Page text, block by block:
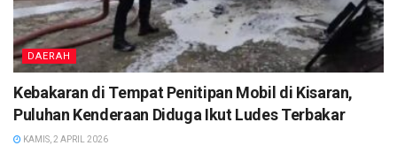
DAERAH
Kebakaran di Tempat Penitipan Mobil di Kisaran,
Puluhan Kenderaan Diduga Ikut Ludes Terbakar
KAMIS, 2 APRIL 2026